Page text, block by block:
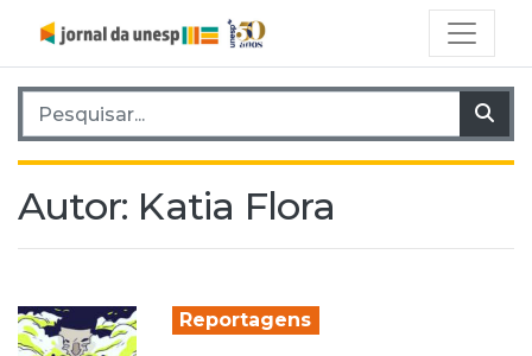
Pesquisar por:
Autor: Katia Flora
Reportagens